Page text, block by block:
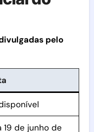
pelo
19 de junho de